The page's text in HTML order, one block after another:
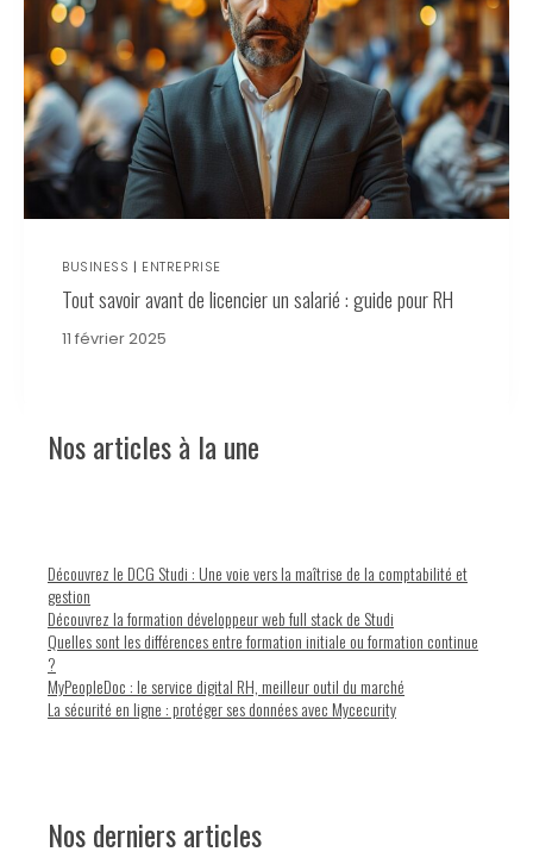
BUSINESS | ENTREPRISE
Tout savoir avant de licencier un salarié : guide pour RH
11 février 2025
Nos articles à la une
Découvrez le DCG Studi : Une voie vers la maîtrise de la comptabilité et
gestion
Découvrez la formation développeur web full stack de Studi
Quelles sont les différences entre formation initiale ou formation continue
?
MyPeopleDoc : le service digital RH, meilleur outil du marché
La sécurité en ligne : protéger ses données avec Mycecurity
Nos derniers articles